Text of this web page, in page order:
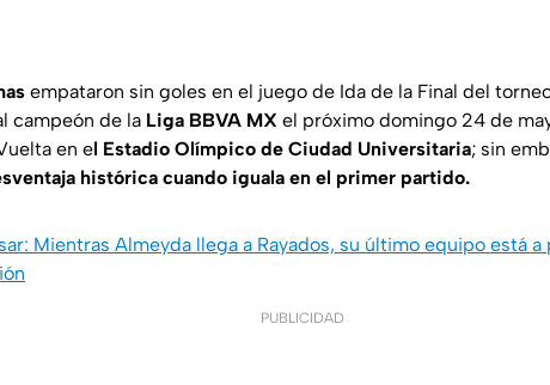
empataron sin goles en el juego de Ida de la Final del
campeón de la Liga BBVA MX el próximo domingo 24 de
en el Estadio Olímpico de Ciudad Universitaria; sin
histórica cuando iguala en el primer partido.
Mientras Almeyda llega a Rayados, su último equipo está a
PUBLICIDAD